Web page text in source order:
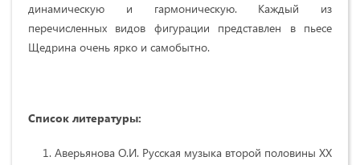
динамическую и гармоническую. Каждый из
перечисленных видов фигурации представлен в пьесе
Щедрина очень ярко и самобытно.
Список литературы:
Аверьянова О.И. Русская музыка второй половины XX